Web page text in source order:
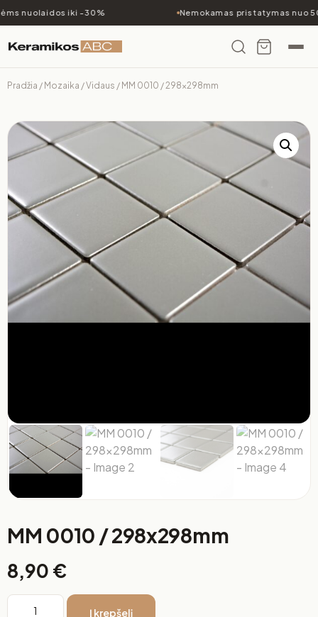
nuolaidos iki -30% Nemokamas pristatymas nuo
Pradžia / Mozaika /Vidaus / MM 0010 / 298x298mm
MM 0010 / 298x298mm
8,90 €
Į krepšelį